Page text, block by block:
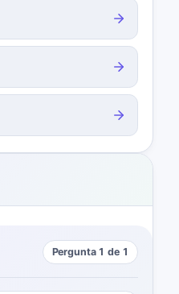
Pergunta 1 de 1